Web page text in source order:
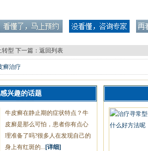
转型 下一篇： 返回列表
癣治疗
兴趣的话题
牛皮癣在静止期的症状特点？牛
皮廯是那么可怕，患者你有点心
理准备了吗?很多人在发现自己的
身上有红斑的... [详细]